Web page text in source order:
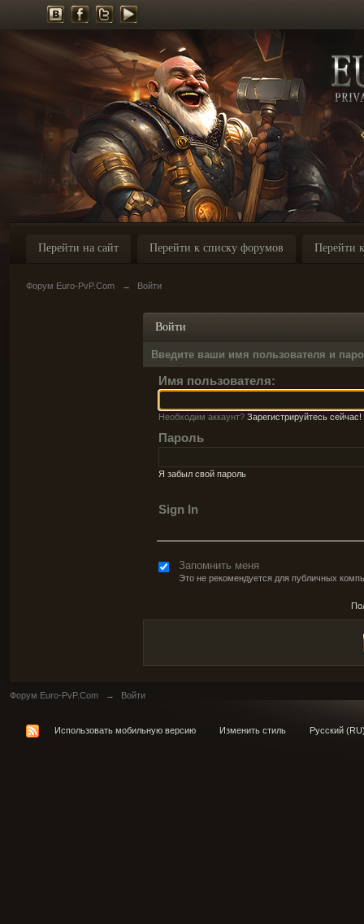
Перейти на сайт Перейти к списку форумов Перейти
Форум Euro-PvP.Com → Войти
Войти
Введите ваши имя пользователя и
Имя пользователя:
Необходим аккаунт? Зарегистрируйтесь сейчас!
Пароль
Я забыл свой пароль
Sign In
Запомнить меня
Это не рекомендуется для публичных
Форум Euro-PvP.Com → Войти
Использовать мобильную версию Изменить стиль Русский